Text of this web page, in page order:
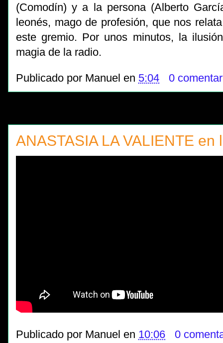
(Comodín) y a la persona (Alberto
leonés, mago de profesión, que nos
este gremio. Por unos minutos, la
magia de la radio.
Publicado por Manuel en 5:04 0
ANASTASIA LA VALIENTE en
Publicado por Manuel en 10:06 0